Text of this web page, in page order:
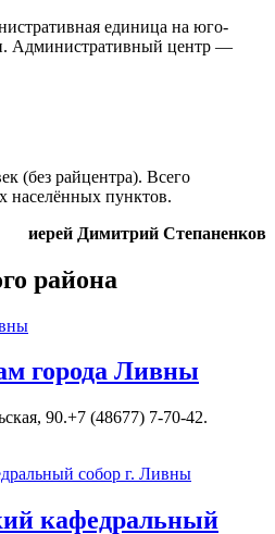
единица на юго-
Административный центр —
(без райцентра). Всего
населённых пунктов.
иерей Димитрий Степаненков
района
города Ливны
90.+7 (48677) 7-70-42.
кафедральный